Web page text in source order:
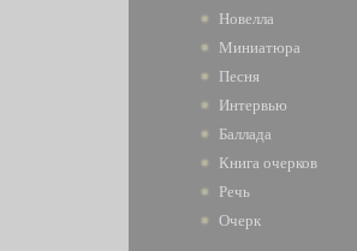
Новелла
Миниатюра
Песня
Интервью
Баллада
Книга очерков
Речь
Очерк